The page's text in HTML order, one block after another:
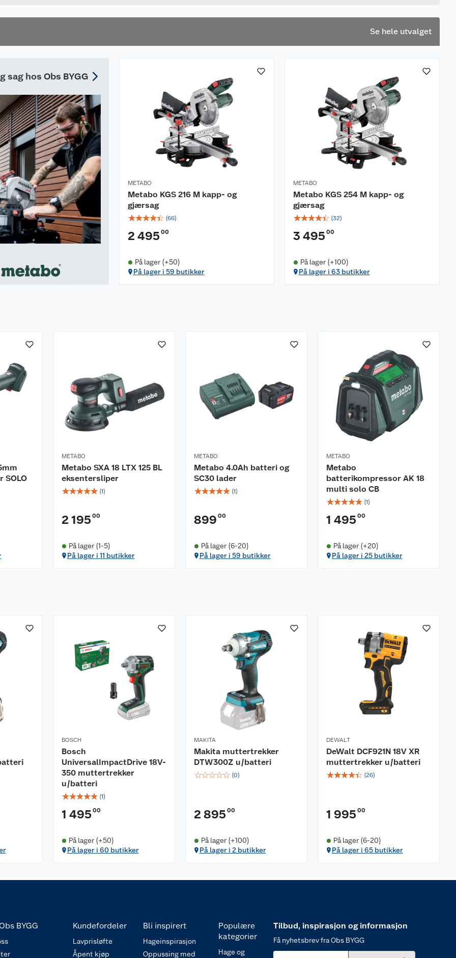
Se hele utvalget
sag hos Obs BYGG
METABO
Metabo KGS 216 M kapp- og
gjærsag
☆☆☆☆☆ (66)
2 495 00
På lager (+50)
På lager i 59 butikker
METABO
Metabo KGS 254 M kapp- og
gjærsag
☆☆☆☆☆ (32)
3 495 00
På lager (+100)
På lager i 63 butikker
SOLO
METABO
Metabo SXA 18 LTX 125 BL
eksentersliper
☆☆☆☆☆ (1)
2 195 00
På lager (1-5)
På lager i 11 butikker
METABO
Metabo 4.0Ah batteri og
SC30 lader
☆☆☆☆☆ (1)
899 00
På lager (6-20)
På lager i 59 butikker
METABO
Metabo
batterikompressor AK 18
multi solo CB
☆☆☆☆☆ (1)
1 495 00
På lager (+20)
På lager i 25 butikker
BOSCH
Bosch
UniversalImpactDrive 18V-
350 muttertrekker
u/batteri
☆☆☆☆☆ (1)
1 495 00
På lager (+50)
På lager i 60 butikker
MAKITA
Makita muttertrekker
DTW300Z u/batteri
☆☆☆☆☆ (0)
2 895 00
På lager (+100)
På lager i 2 butikker
DEWALT
DeWalt DCF921N 18V XR
muttertrekker u/batteri
☆☆☆☆☆ (26)
1 995 00
På lager (6-20)
På lager i 65 butikker
BYGG Kundefordeler
Lavprisløfte
Åpent kjøp
Bli inspirert
Hageinspirasjon
Oppussing med
Populære
kategorier
Hage og
Tilbud, inspirasjon og informasjon
Få nyhetsbrev fra Obs BYGG